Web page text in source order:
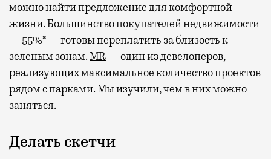
можно найти предложение для комфортной
жизни. Большинство покупателей недвижимости
— 55%* — готовы переплатить за близость к
зеленым зонам.MR — один из девелоперов,
реализующих максимальное количество проектов
рядом с парками. Мы изучили, чем в них можно
заняться.
Делать скетчи